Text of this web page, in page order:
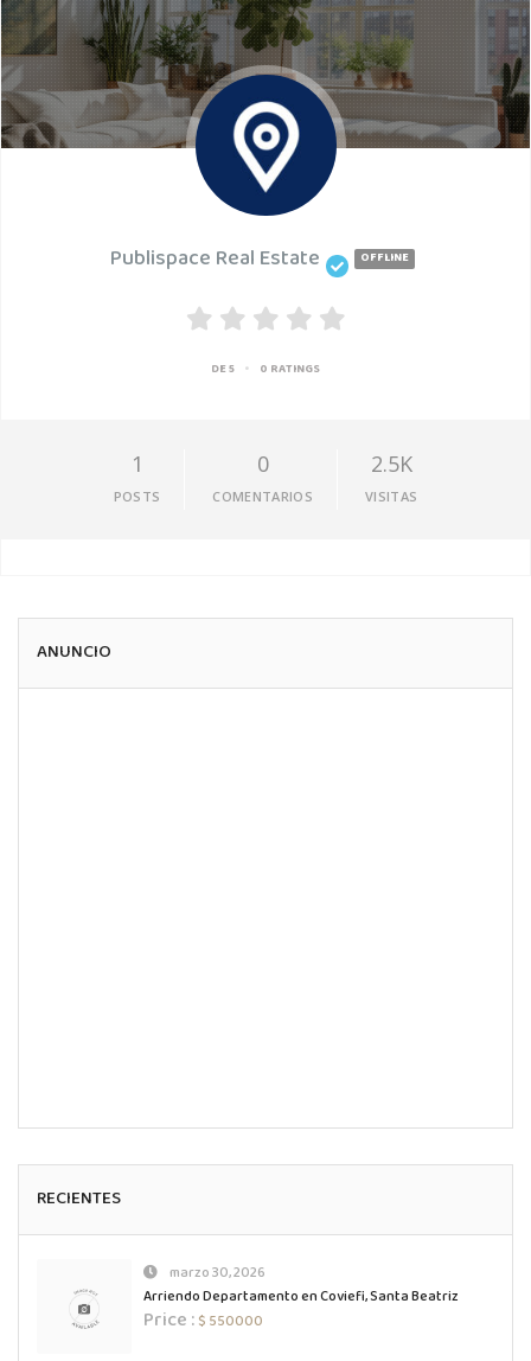
Publispace Real Estate OFFLINE
DE 5 • 0 RATINGS
1
POSTS
0
COMENTARIOS
2.5K
VISITAS
ANUNCIO
RECIENTES
marzo 30, 2026
Arriendo Departamento en Coviefi, Santa Beatriz
Price :$ 550000